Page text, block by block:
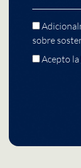
sobre
Acepto la